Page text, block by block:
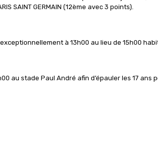
SAINT GERMAIN (12ème avec 3 points).
à 13h00 au lieu de 15h00
au stade Paul André afin d’épauler les 17